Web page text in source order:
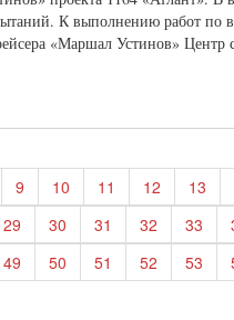
К выполнению работ по
«Маршал Устинов» Центр
9 10 11 12 13
29 30 31 32 33
49 50 51 52 53